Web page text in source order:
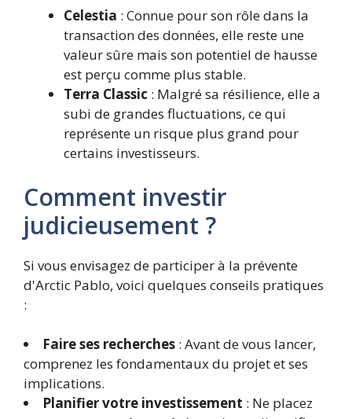
Celestia : Connue pour son rôle dans la
transaction des données, elle reste une
valeur sûre mais son potentiel de hausse
est perçu comme plus stable.
Terra Classic : Malgré sa résilience, elle a
subi de grandes fluctuations, ce qui
représente un risque plus grand pour
certains investisseurs.
Comment investir
judicieusement ?
Si vous envisagez de participer à la prévente
d'Arctic Pablo, voici quelques conseils pratiques
:
Faire ses recherches : Avant de vous lancer,
comprenez les fondamentaux du projet et ses
implications.
Planifier votre investissement : Ne placez